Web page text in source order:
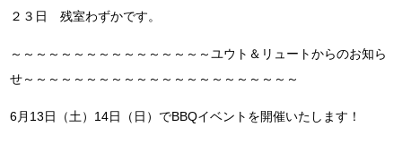
２３日 残室わずかです。
～～～～～～～～～～～～～～～～ユウト＆リュートからのお知ら
せ～～～～～～～～～～～～～～～～～～～～～～
6月13日（土）14日（日）でBBQイベントを開催いたします！